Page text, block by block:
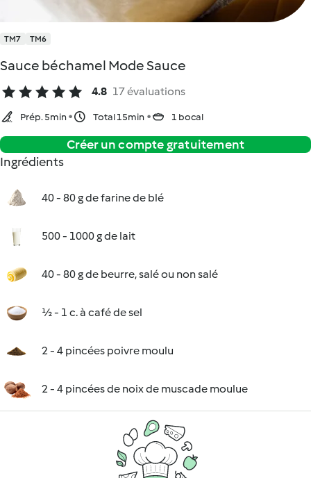
TM7 TM6
Sauce béchamel Mode Sauce
4.8 17 évaluations
Prép. 5min Total 15min 1 bocal
Créer un compte gratuitement
Ingrédients
40 - 80 g de farine de blé
500 - 1000 g de lait
40 - 80 g de beurre, salé ou non salé
½ - 1 c. à café de sel
2 - 4 pincées poivre moulu
2 - 4 pincées de noix de muscade moulue